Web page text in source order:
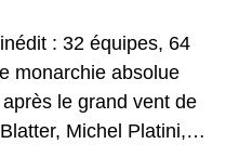
: 32 équipes, 64
monarchie absolue
le grand vent de
Michel Platini,…